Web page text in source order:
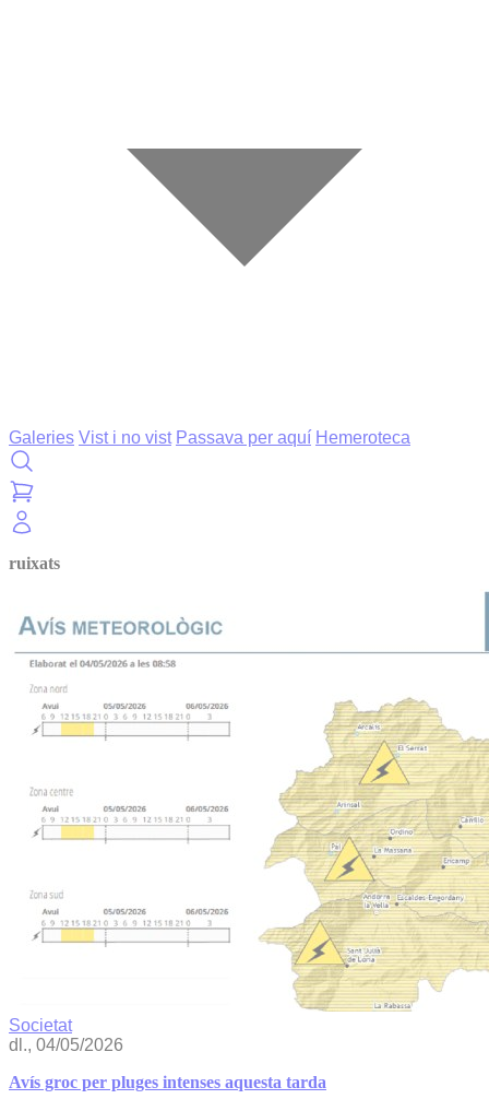
Galeries Vist i no vist Passava per aquí Hemeroteca
ruixats
Societat
dl., 04/05/2026
Avís groc per pluges intenses aquesta tarda